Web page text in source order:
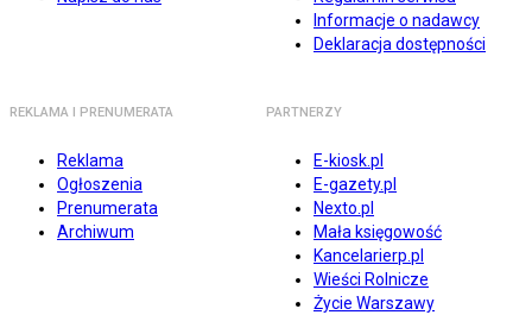
Informacje o nadawcy
Deklaracja dostępności
REKLAMA I PRENUMERATA
Reklama
Ogłoszenia
Prenumerata
Archiwum
PARTNERZY
E-kiosk.pl
E-gazety.pl
Nexto.pl
Mała księgowość
Kancelarierp.pl
Wieści Rolnicze
Życie Warszawy